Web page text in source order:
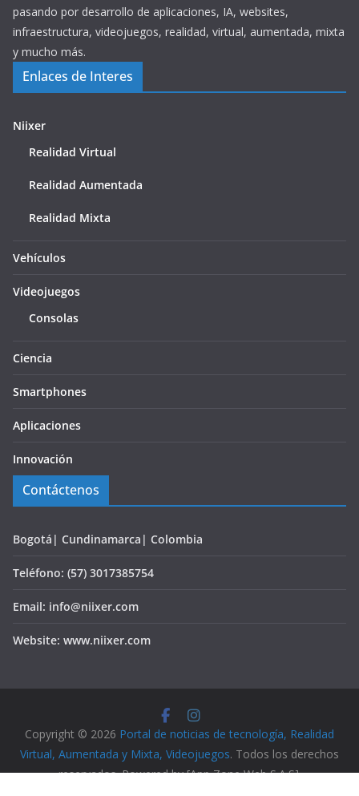
pasando por desarrollo de aplicaciones, IA, websites,
infraestructura, videojuegos, realidad, virtual, aumentada, mixta
y mucho más.
Enlaces de Interes
Niixer
Realidad Virtual
Realidad Aumentada
Realidad Mixta
Vehículos
Videojuegos
Consolas
Ciencia
Smartphones
Aplicaciones
Innovación
Contáctenos
Bogotá| Cundinamarca| Colombia
Teléfono: (57) 3017385754
Email: info@niixer.com
Website: www.niixer.com
Copyright © 2026 Portal de noticias de tecnología, Realidad
Virtual, Aumentada y Mixta, Videojuegos. Todos los derechos
reservados. Powered by [App Zone Web S.A.S].